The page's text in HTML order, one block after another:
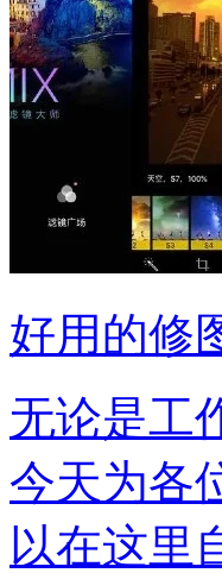
好用的修
无论是工
今天为各
以在这里